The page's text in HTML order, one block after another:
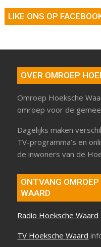
LIKE ONS OP
OVER OMROEP
Omroep Hoeksche
omroep voor de
Dagelijks maken
TV-programma’s en
de inwoners van de
ONTVANG OMROEP
WAARD
Radio Hoeksche Waard
TV Hoeksche Waard